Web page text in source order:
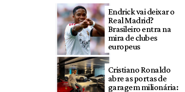
Endrick vai deixar o
Real Madrid?
Brasileiro entra na
mira de clubes
europeus
Cristiano Ronaldo
abre as portas de
garagem milionária: